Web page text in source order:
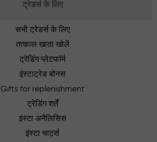
ट्रेडर्स के लिए
सभी ट्रेडर्स के लिए
तत्काल खाता खोलें
ट्रेडिंग प्लेटफॉर्म
इंस्टाट्रेड बोनस
Gifts for replenishment
ट्रेडिंग शर्तें
इंस्टा अनैलिसिस
इंस्टा चार्ट्स